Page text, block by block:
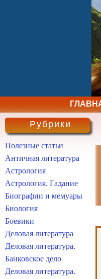
Рубрики
Полезные статьи
Античная литература
Астрология
Астрология. Гадание
Биографии и мемуары
Биология
Боевики
Деловая литература
Деловая литература.
Банковское дело
Деловая литература.